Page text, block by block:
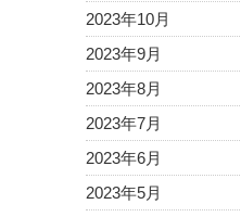
2023年10月
2023年9月
2023年8月
2023年7月
2023年6月
2023年5月